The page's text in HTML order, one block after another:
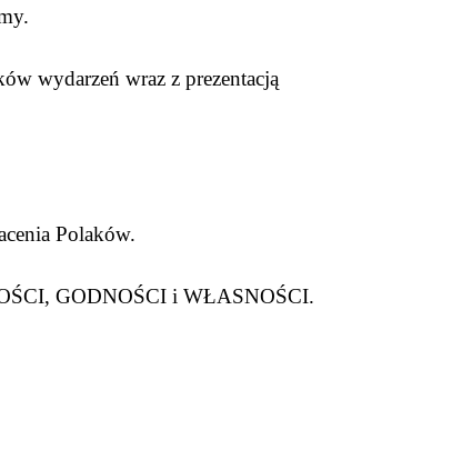
wydarzeń wraz z prezentacją
Polaków.
GODNOŚCI i WŁASNOŚCI.